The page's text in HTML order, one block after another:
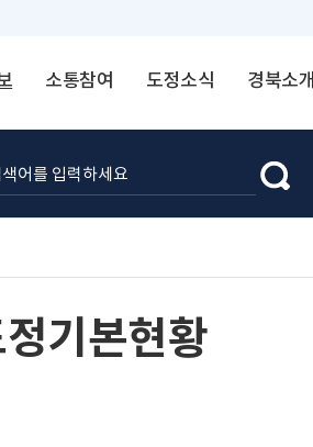
소통참여 도정소식 경북소개
기본현황